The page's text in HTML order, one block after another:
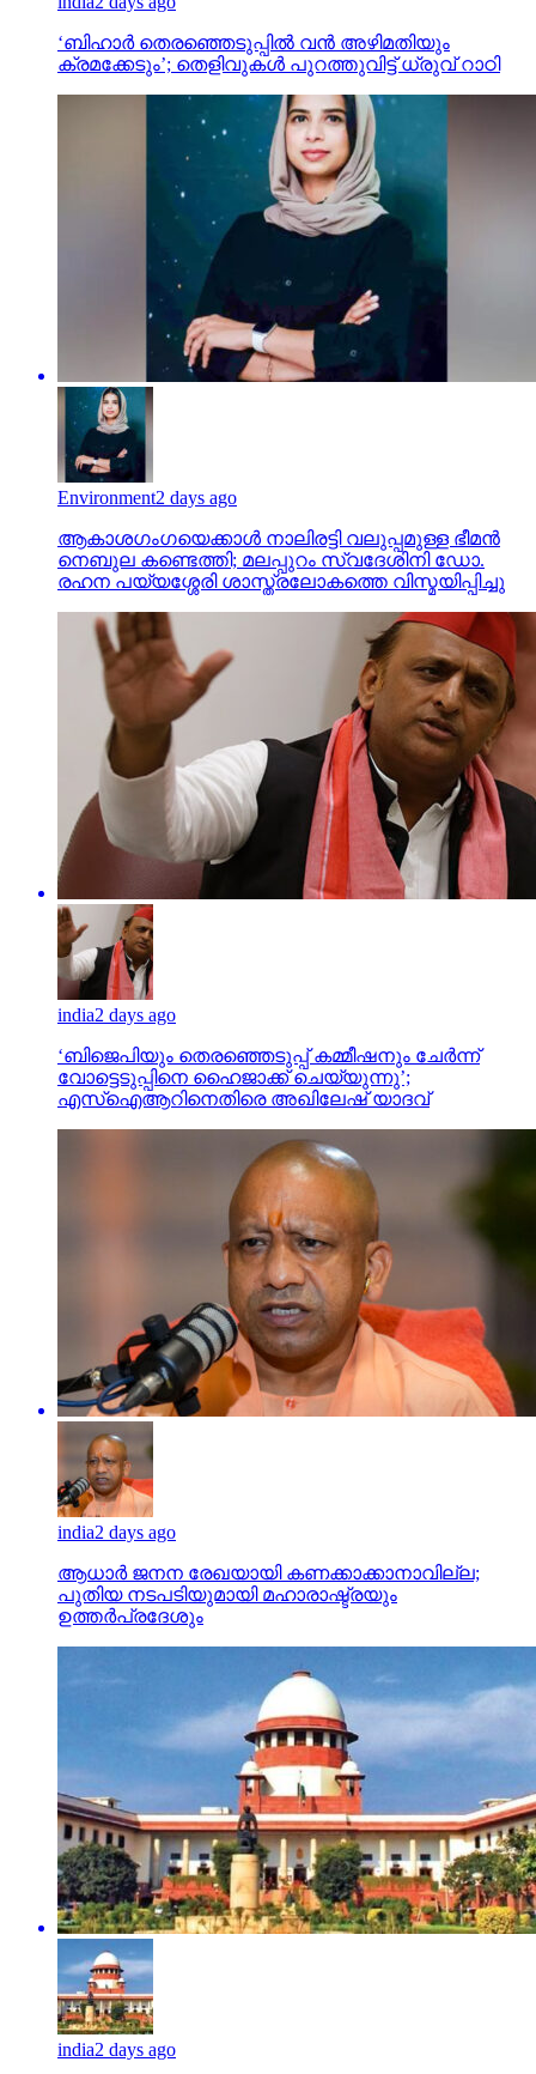
‘ബിഹാർ തെരഞ്ഞെടുപ്പിൽ വൻ അഴിമതിയും
ക്രമക്കേടും’; തെളിവുകൾ പുറത്തുവിട്ട് ധ്രുവ് റാഠി
Environment2 days ago
ആകാശഗംഗയെക്കാള്‍ നാലിരട്ടി വലുപ്പമുള്ള ഭീമന്‍
നെബുല കണ്ടെത്തി; മലപ്പുറം സ്വദേശിനി ഡോ.
രഹന പയ്യശ്ശേരി ശാസ്ത്രലോകത്തെ വിസ്മയിപ്പിച്ചു
india2 days ago
‘ബിജെപിയും തെരഞ്ഞെടുപ്പ് കമ്മീഷനും ചേർന്ന്
വോട്ടെടുപ്പിനെ ഹൈജാക്ക് ചെയ്യുന്നു’;
എസ്ഐആറിനെതിരെ അഖിലേഷ് യാദവ്
india2 days ago
ആധാർ ജനന രേഖയായി കണക്കാക്കാനാവില്ല;
പുതിയ നടപടിയുമായി മഹാരാഷ്ട്രയും
ഉത്തർപ്രദേശും
india2 days ago